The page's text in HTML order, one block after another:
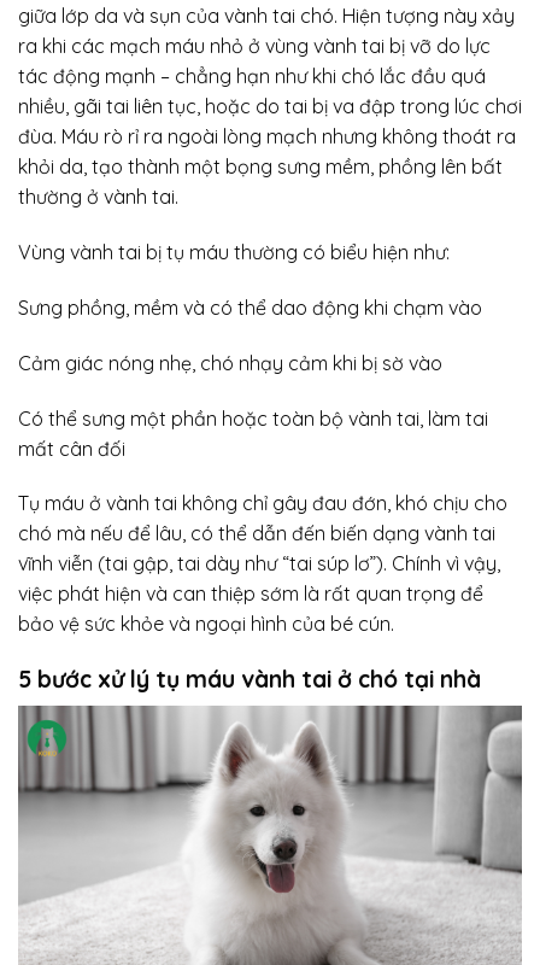
giữa lớp da và sụn của vành tai chó. Hiện tượng này xảy
ra khi các mạch máu nhỏ ở vùng vành tai bị vỡ do lực
tác động mạnh – chẳng hạn như khi chó lắc đầu quá
nhiều, gãi tai liên tục, hoặc do tai bị va đập trong lúc chơi
đùa. Máu rò rỉ ra ngoài lòng mạch nhưng không thoát ra
khỏi da, tạo thành một bọng sưng mềm, phồng lên bất
thường ở vành tai.
Vùng vành tai bị tụ máu thường có biểu hiện như:
Sưng phồng, mềm và có thể dao động khi chạm vào
Cảm giác nóng nhẹ, chó nhạy cảm khi bị sờ vào
Có thể sưng một phần hoặc toàn bộ vành tai, làm tai
mất cân đối
Tụ máu ở vành tai không chỉ gây đau đớn, khó chịu cho
chó mà nếu để lâu, có thể dẫn đến biến dạng vành tai
vĩnh viễn (tai gập, tai dày như “tai súp lơ”). Chính vì vậy,
việc phát hiện và can thiệp sớm là rất quan trọng để
bảo vệ sức khỏe và ngoại hình của bé cún.
5 bước xử lý tụ máu vành tai ở chó tại nhà